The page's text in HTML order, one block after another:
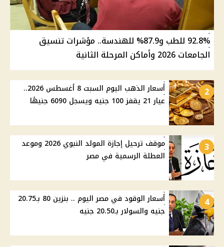
92.8% للطب و87.9% للهندسة.. مؤشرات تنسيق
الجامعات 2026 وأماكن المرحلة الثانية
2
أسعار الذهب اليوم السبت 8 أغسطس 2026..
عيار 21 يقفز 100 جنيه ويسجل 6090 جنيهًا
3
موقف ترحيل إجازة المولد النبوي 2026 وموعد
العطلة الرسمية في مصر
4
أسعار الوقود في مصر اليوم .. بنزين 80 بـ20.75
جنيه والسولار بـ20.50 جنيه